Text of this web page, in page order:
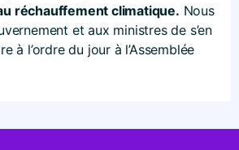
réchauffement climatique. Nous
et aux ministres de s’en
à l’ordre du jour à l’Assemblée